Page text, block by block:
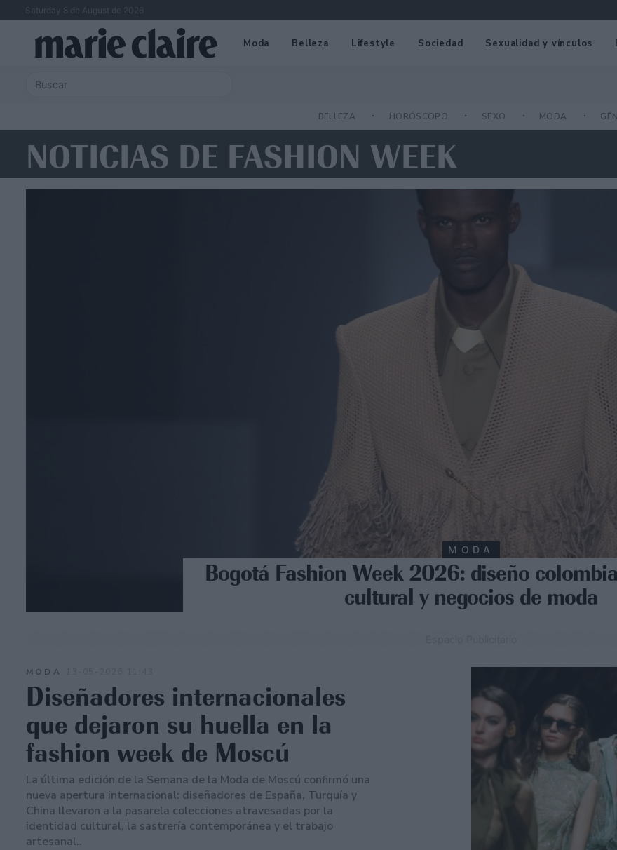
Saturday 8 de August de 2026
Moda Belleza Lifestyle Sociedad Sexualidad y vínculos
BELLEZA HORÓSCOPO SEXO MODA
NOTICIAS DE FASHION WEEK
MODA
Bogotá Fashion Week 2026: diseño
cultural y negocios de moda
MODA
Diseñadores internacionales
que dejaron su huella en la
fashion week de Moscú
La última edición de la Semana de la Moda de Moscú confirmó una
nueva apertura internacional: diseñadores de España, Turquía y
China llevaron a la pasarela colecciones atravesadas por la
identidad cultural, la sastrería contemporánea y el trabajo
artesanal..